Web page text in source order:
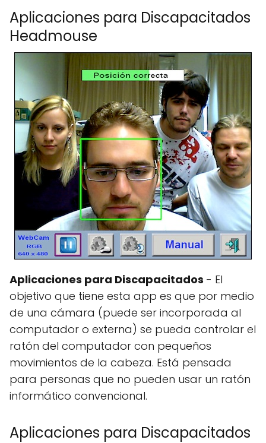
Aplicaciones para Discapacitados
Headmouse
Aplicaciones para Discapacitados - El
objetivo que tiene esta app es que por medio
de una cámara (puede ser incorporada al
computador o externa) se pueda controlar el
ratón del computador con pequeños
movimientos de la cabeza. Está pensada
para personas que no pueden usar un ratón
informático convencional.
Aplicaciones para Discapacitados